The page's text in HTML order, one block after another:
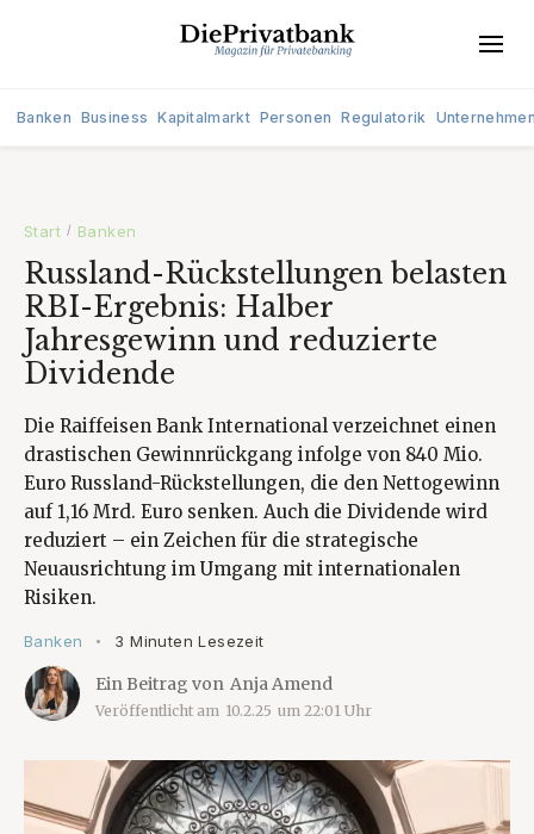
Banken Business Kapitalmarkt Personen Regulatorik
Start / Banken
Russland-Rückstellungen belasten
RBI-Ergebnis: Halber
Jahresgewinn und reduzierte
Dividende
Die Raiffeisen Bank International verzeichnet einen
drastischen Gewinnrückgang infolge von 840 Mio.
Euro Russland-Rückstellungen, die den Nettogewinn
auf 1,16 Mrd. Euro senken. Auch die Dividende wird
reduziert – ein Zeichen für die strategische
Neuausrichtung im Umgang mit internationalen
Risiken.
Banken • 3 Minuten Lesezeit
Ein Beitrag von Anja Amend
Veröffentlicht am 10.2.25 um 22:01 Uhr